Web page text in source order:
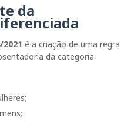
da
2021 é a criação de uma regra
da categoria.